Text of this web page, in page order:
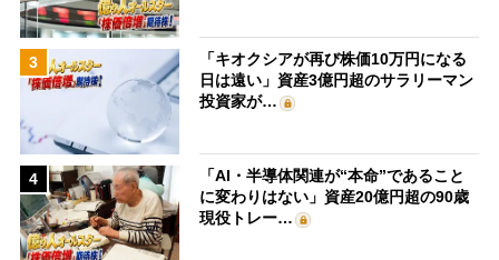
3
「キオクシアが再び株価10万円になる
日は遠い」資産3億円超のサラリーマン
投資家が…
4
「AI・半導体関連が“本命”であること
に変わりはない」資産20億円超の90歳
現役トレー…